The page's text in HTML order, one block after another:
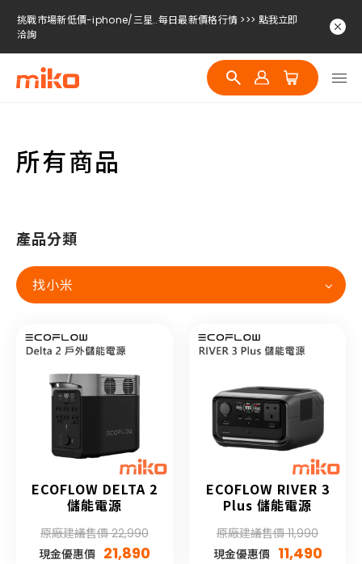
挑戰市場新低價-iphone/三星..每日最新價格行情 >>> 點我立即
洽詢
挑戰市場新低價-iphone/三星..每日最新價格行情 >>> 點我立即
洽詢
挑戰市場新低價-iphone/三星..每日最新價格行情 >>> 點我立即
所有商品
產品分類
找小米
ECOFLOW DELTA 2
儲能電源
原廠建議售價 22,990
現金優惠價 21,890
ECOFLOW RIVER 3
Plus 儲能電源
原廠建議售價 11,990
現金優惠價 11,490